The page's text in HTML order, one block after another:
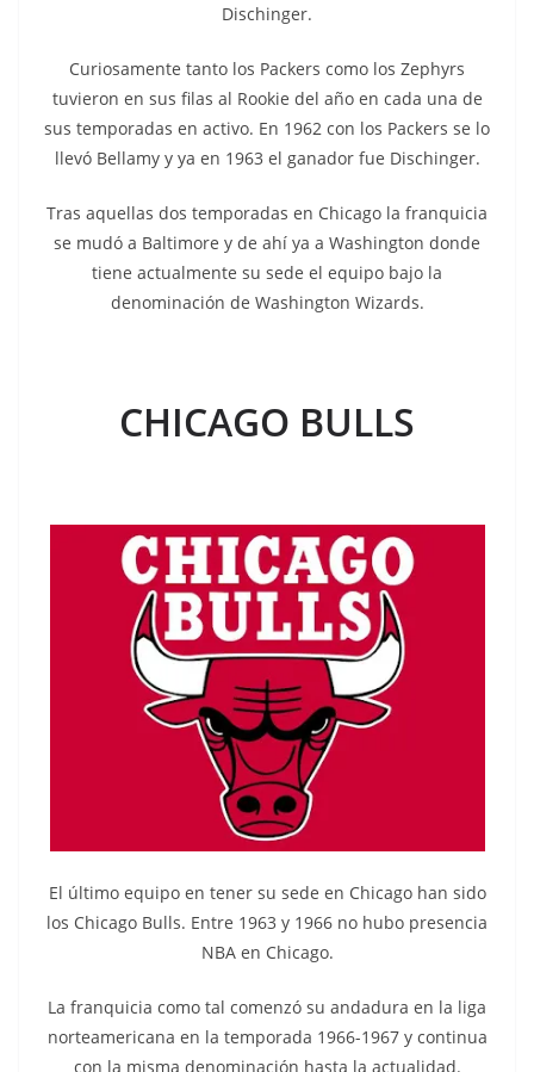
Dischinger.
Curiosamente tanto los Packers como los Zephyrs
tuvieron en sus filas al Rookie del año en cada una de
sus temporadas en activo. En 1962 con los Packers se lo
llevó Bellamy y ya en 1963 el ganador fue Dischinger.
Tras aquellas dos temporadas en Chicago la franquicia
se mudó a Baltimore y de ahí ya a Washington donde
tiene actualmente su sede el equipo bajo la
denominación de Washington Wizards.
CHICAGO BULLS
El último equipo en tener su sede en Chicago han sido
los Chicago Bulls. Entre 1963 y 1966 no hubo presencia
NBA en Chicago.
La franquicia como tal comenzó su andadura en la liga
norteamericana en la temporada 1966-1967 y continua
con la misma denominación hasta la actualidad.